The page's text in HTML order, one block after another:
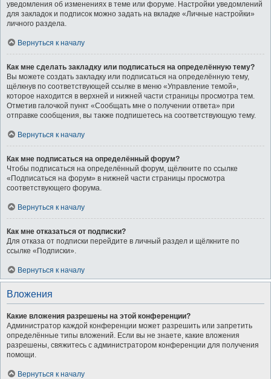
уведомления об изменениях в теме или форуме. Настройки уведомлений
для закладок и подписок можно задать на вкладке «Личные настройки»
личного раздела.
Вернуться к началу
Как мне сделать закладку или подписаться на определённую тему?
Вы можете создать закладку или подписаться на определённую тему,
щёлкнув по соответствующей ссылке в меню «Управление темой»,
которое находится в верхней и нижней части страницы просмотра тем.
Отметив галочкой пункт «Сообщать мне о получении ответа» при
отправке сообщения, вы также подпишетесь на соответствующую тему.
Вернуться к началу
Как мне подписаться на определённый форум?
Чтобы подписаться на определённый форум, щёлкните по ссылке
«Подписаться на форум» в нижней части страницы просмотра
соответствующего форума.
Вернуться к началу
Как мне отказаться от подписки?
Для отказа от подписки перейдите в личный раздел и щёлкните по
ссылке «Подписки».
Вернуться к началу
Вложения
Какие вложения разрешены на этой конференции?
Администратор каждой конференции может разрешить или запретить
определённые типы вложений. Если вы не знаете, какие вложения
разрешены, свяжитесь с администратором конференции для получения
помощи.
Вернуться к началу